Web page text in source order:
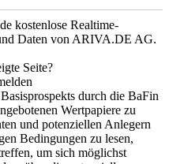
kostenlose Realtime-
Daten von ARIVA.DE AG.
Seite?
durch die BaFin
Wertpapiere zu
und potenziellen Anlegern
Bedingungen zu lesen,
um sich möglichst